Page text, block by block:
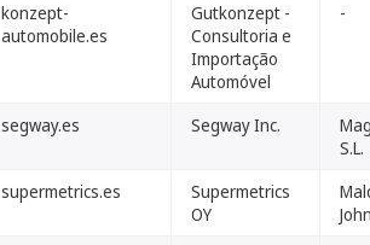
konzept-
automobile.es
Gutkonzept -
Consultoria e
Importação
Automóvel
-
segway.es Segway Inc.
S.L.
supermetrics.es
Supermetrics
OY